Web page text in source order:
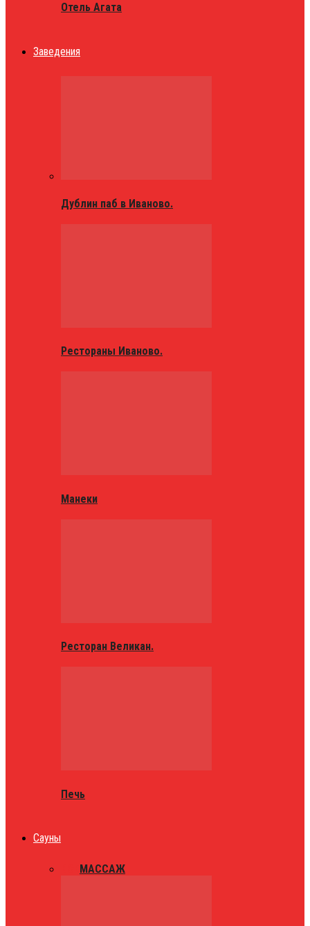
Отель Агата
Заведения
Дублин паб в Иваново.
Рестораны Иваново.
Манеки
Ресторан Великан.
Печь
Сауны
МАССАЖ